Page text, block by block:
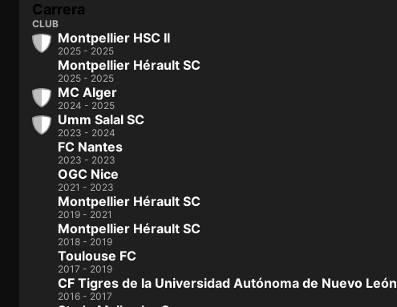
Carrera
CLUB
Montpellier HSC II
2025 - 2025
Montpellier Hérault SC
2025 - 2025
MC Alger
2024 - 2025
Umm Salal SC
2023 - 2024
FC Nantes
2023 - 2023
OGC Nice
2021 - 2023
Montpellier Hérault SC
2019 - 2021
Montpellier Hérault SC
2018 - 2019
Toulouse FC
2017 - 2019
CF Tigres de la Universidad Autónoma de Nuevo León
2016 - 2017